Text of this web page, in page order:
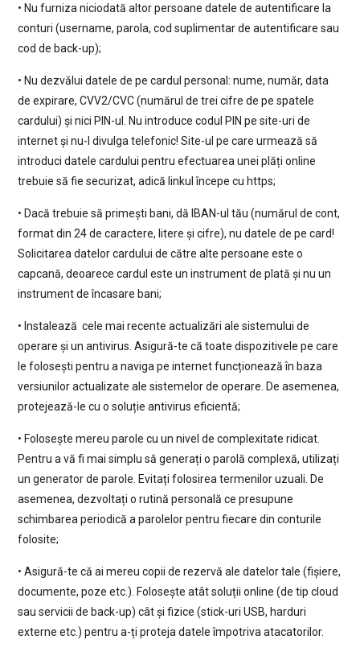
• Nu furniza niciodată altor persoane datele de autentificare la
conturi (username, parola, cod suplimentar de autentificare sau
cod de back-up);
• Nu dezvălui datele de pe cardul personal: nume, număr, data
de expirare, CVV2/CVC (numărul de trei cifre de pe spatele
cardului) și nici PIN-ul. Nu introduce codul PIN pe site-uri de
internet și nu-l divulga telefonic! Site-ul pe care urmează să
introduci datele cardului pentru efectuarea unei plăți online
trebuie să fie securizat, adică linkul începe cu https;
• Dacă trebuie să primești bani, dă IBAN-ul tău (numărul de cont,
format din 24 de caractere, litere și cifre), nu datele de pe card!
Solicitarea datelor cardului de către alte persoane este o
capcană, deoarece cardul este un instrument de plată și nu un
instrument de încasare bani;
• Instalează cele mai recente actualizări ale sistemului de
operare și un antivirus. Asigură-te că toate dispozitivele pe care
le folosești pentru a naviga pe internet funcționează în baza
versiunilor actualizate ale sistemelor de operare. De asemenea,
protejează-le cu o soluție antivirus eficientă;
• Folosește mereu parole cu un nivel de complexitate ridicat.
Pentru a vă fi mai simplu să generați o parolă complexă, utilizați
un generator de parole. Evitați folosirea termenilor uzuali. De
asemenea, dezvoltați o rutină personală ce presupune
schimbarea periodică a parolelor pentru fiecare din conturile
folosite;
• Asigură-te că ai mereu copii de rezervă ale datelor tale (fișiere,
documente, poze etc.). Folosește atât soluții online (de tip cloud
sau servicii de back-up) cât și fizice (stick-uri USB, harduri
externe etc.) pentru a-ți proteja datele împotriva atacatorilor.